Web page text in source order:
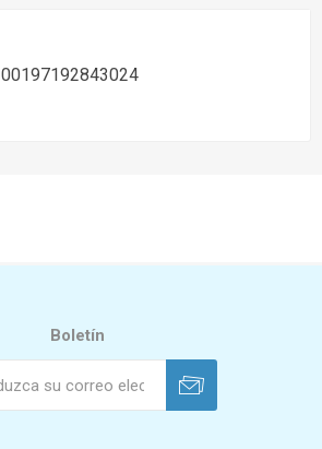
00197192843024
Boletín